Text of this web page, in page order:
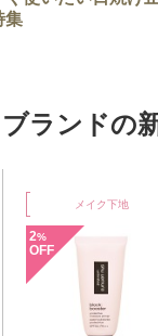
集
ランドの
オイルク